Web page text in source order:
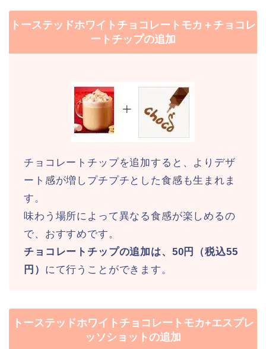
トーステッドホワイトチョコレートモカ＋チョコレ
ートチップの追加
チョコレートチップを追加すると、よりデザ
ート感が増しプチプチとした食感も生まれま
す。
味わう場所によって異なる食感が楽しめるの
で、おすすめです。
チョコレートチップの追加は、50円（税込55
円） にて行うことができます。
トーステッドホワイトチョコレートモカ+エスプレ
ッソショットの追加